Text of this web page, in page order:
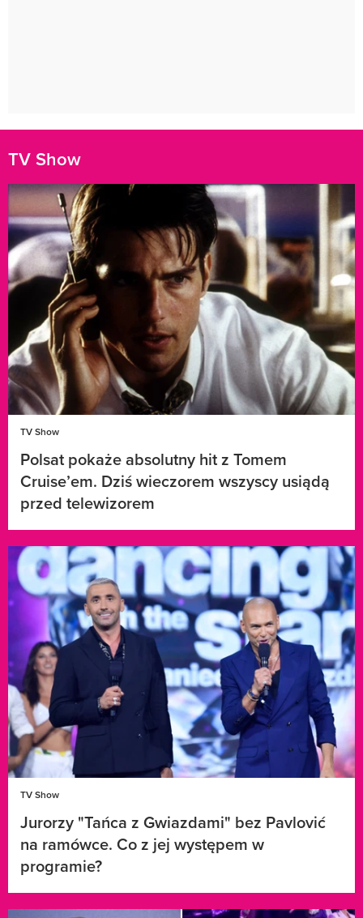
TV Show
TV Show
Polsat pokaże absolutny hit z Tomem
Cruise’em. Dziś wieczorem wszyscy usiądą
przed telewizorem
TV Show
Jurorzy "Tańca z Gwiazdami" bez Pavlović
na ramówce. Co z jej występem w
programie?